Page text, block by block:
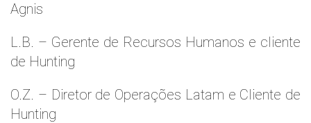
Agnis
L.B. – Gerente de Recursos Humanos e cliente
de Hunting
O.Z. – Diretor de Operações Latam e Cliente de
Hunting